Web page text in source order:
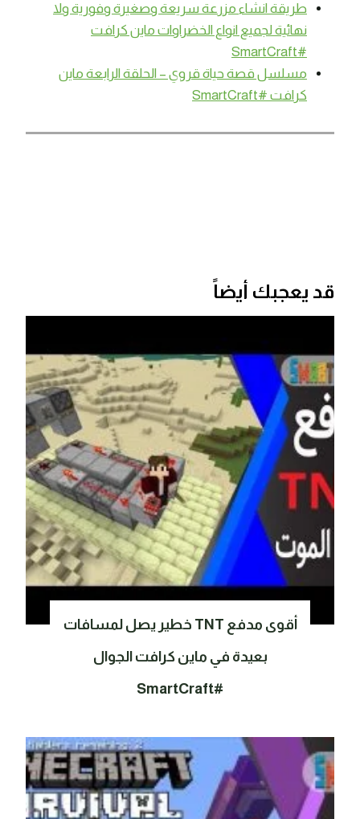
طريقة انشاء مزرعة سريعة وصغيرة وفورية ولا
نهائية لجميع انواع الخضراوات ماين كرافت
#SmartCraft
مسلسل قصة حياة قروي – الحلقة الرابعة ماين
كرافت #SmartCraft
قد يعجبك أيضاً
أقوى مدفع TNT خطير يصل لمسافات
بعيدة في ماين كرافت الجوال
#SmartCraft